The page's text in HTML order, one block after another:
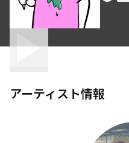
アーティスト情報